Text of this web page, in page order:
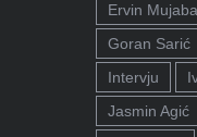
Ervin
Goran Sarić
Intervju
Jasmin Agić